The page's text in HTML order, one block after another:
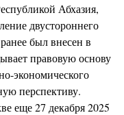
Абхазия,
двустороннего
был внесен в
правовую основу
экономического
перспективу.
еще 27 декабря 2025